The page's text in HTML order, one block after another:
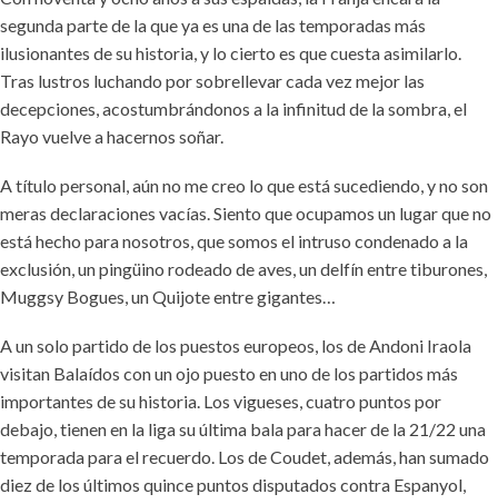
segunda parte de la que ya es una de las temporadas más
ilusionantes de su historia, y lo cierto es que cuesta asimilarlo.
Tras lustros luchando por sobrellevar cada vez mejor las
decepciones, acostumbrándonos a la infinitud de la sombra, el
Rayo vuelve a hacernos soñar.
A título personal, aún no me creo lo que está sucediendo, y no son
meras declaraciones vacías. Siento que ocupamos un lugar que no
está hecho para nosotros, que somos el intruso condenado a la
exclusión, un pingüino rodeado de aves, un delfín entre tiburones,
Muggsy Bogues, un Quijote entre gigantes…
A un solo partido de los puestos europeos, los de Andoni Iraola
visitan Balaídos con un ojo puesto en uno de los partidos más
importantes de su historia. Los vigueses, cuatro puntos por
debajo, tienen en la liga su última bala para hacer de la 21/22 una
temporada para el recuerdo. Los de Coudet, además, han sumado
diez de los últimos quince puntos disputados contra Espanyol,